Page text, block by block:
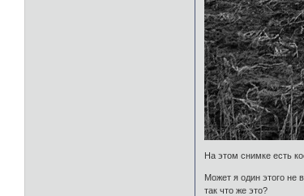
На этом снимке есть
Может я один этого не
так что же это?